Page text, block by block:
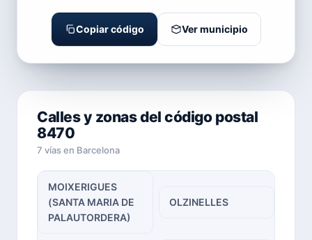
Copiar código Ver municipio
Calles y zonas del código postal
8470
7 vías en Barcelona
MOIXERIGUES
(SANTA MARIA DE
PALAUTORDERA)
OLZINELLES